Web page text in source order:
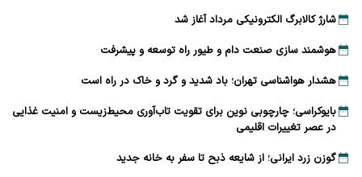
شارژ کالابرگ الکترونیکی مرداد آغاز شد
هوشمند سازی صنعت دام و طیور راه توسعه و پیشرفت
هشدار هواشناسی تهران؛ باد شدید و گرد و خاک در راه است
بایوکراسی؛ چارچوبی نوین برای تقویت تاب‌آوری محیط‌زیست و امنیت غذایی
در عصر تغییرات اقلیمی
گوزن زرد ایرانی؛ از شایعه ذبح تا سفر به خانه جدید